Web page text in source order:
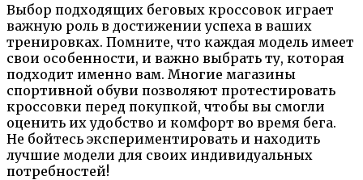
Выбор подходящих беговых кроссовок играет
важную роль в достижении успеха в ваших
тренировках. Помните, что каждая модель имеет
свои особенности, и важно выбрать ту, которая
подходит именно вам. Многие магазины
спортивной обуви позволяют протестировать
кроссовки перед покупкой, чтобы вы смогли
оценить их удобство и комфорт во время бега.
Не бойтесь экспериментировать и находить
лучшие модели для своих индивидуальных
потребностей!